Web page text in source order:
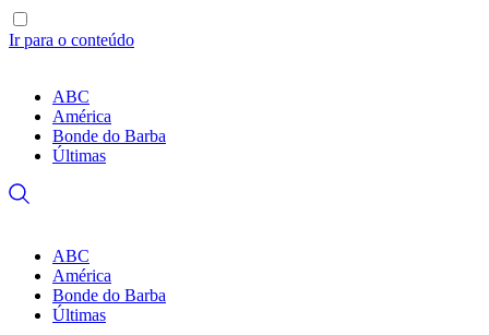
Ir para o conteúdo
ABC
América
Bonde do Barba
Últimas
ABC
América
Bonde do Barba
Últimas